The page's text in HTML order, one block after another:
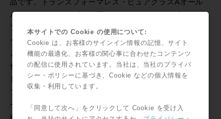
品です。トランスフォーマレス・ピュアクラスAオール
バキュームチューブを使用した、2chのマイクプリアン
プ。チューブ独特の力強いサウンド、+32dBのヘッドル
ームを持ち、真空管回路とは思えないほどの周波数特性
とトランジェントを誇り聴感上ではHVシリーズと全く遜
色のないサウンドクオリティーを誇りながら、TUBEら
しいウォームなトーンを持つMillenniaの最高峰マイク・
プリアンプです。フラットな特性により、どのようなソ
ースにもベストマッチする懐の深さと、メインソースに
本サイトでの Cookie の使用について:
Cookie は、お客様のサインイン情報の記憶、サイト
機能の最適化、お客様の関心事に合わせたコンテンツ
の配信に使用されています。当社は、当社のプライバ
シー・ポリシーに基づき、Cookie などの個人情報を
収集・利用しています。
「同意して次へ」をクリックして Cookie を受け入